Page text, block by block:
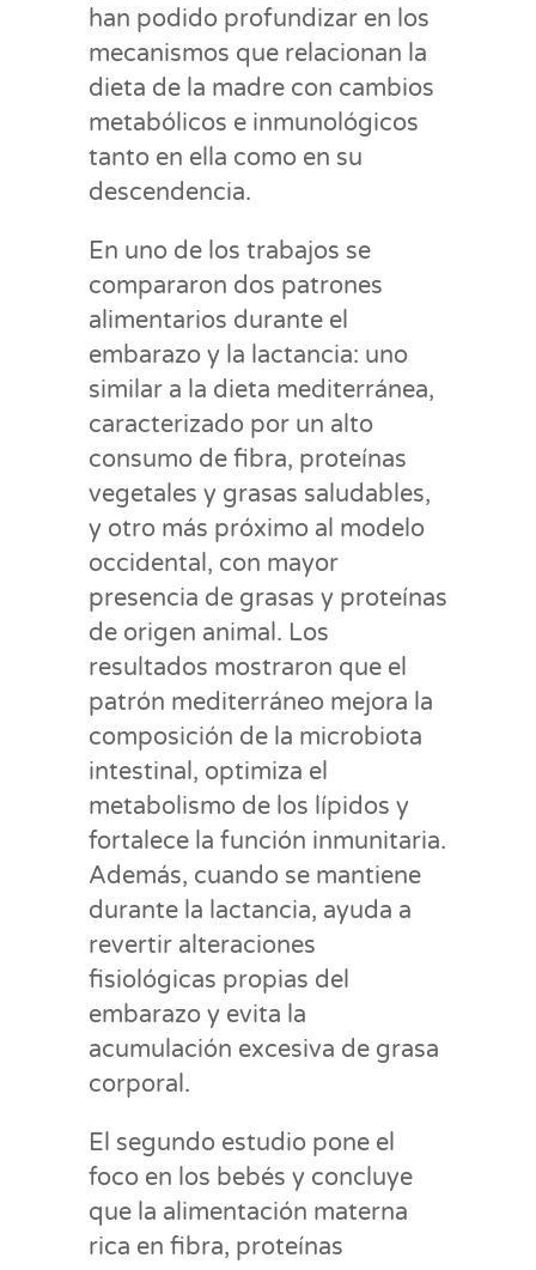
han podido profundizar en los
mecanismos que relacionan la
dieta de la madre con cambios
metabólicos e inmunológicos
tanto en ella como en su
descendencia.
En uno de los trabajos se
compararon dos patrones
alimentarios durante el
embarazo y la lactancia: uno
similar a la dieta mediterránea,
caracterizado por un alto
consumo de fibra, proteínas
vegetales y grasas saludables,
y otro más próximo al modelo
occidental, con mayor
presencia de grasas y proteínas
de origen animal. Los
resultados mostraron que el
patrón mediterráneo mejora la
composición de la microbiota
intestinal, optimiza el
metabolismo de los lípidos y
fortalece la función inmunitaria.
Además, cuando se mantiene
durante la lactancia, ayuda a
revertir alteraciones
fisiológicas propias del
embarazo y evita la
acumulación excesiva de grasa
corporal.
El segundo estudio pone el
foco en los bebés y concluye
que la alimentación materna
rica en fibra, proteínas